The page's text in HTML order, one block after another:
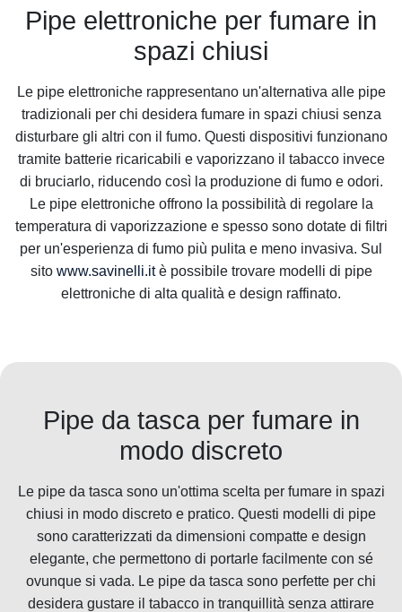
Pipe elettroniche per fumare in
spazi chiusi
Le pipe elettroniche rappresentano un'alternativa alle pipe
tradizionali per chi desidera fumare in spazi chiusi senza
disturbare gli altri con il fumo. Questi dispositivi funzionano
tramite batterie ricaricabili e vaporizzano il tabacco invece
di bruciarlo, riducendo così la produzione di fumo e odori.
Le pipe elettroniche offrono la possibilità di regolare la
temperatura di vaporizzazione e spesso sono dotate di filtri
per un'esperienza di fumo più pulita e meno invasiva. Sul
sito www.savinelli.itè possibile trovare modelli di pipe
elettroniche di alta qualità e design raffinato.
Pipe da tasca per fumare in
modo discreto
Le pipe da tasca sono un'ottima scelta per fumare in spazi
chiusi in modo discreto e pratico. Questi modelli di pipe
sono caratterizzati da dimensioni compatte e design
elegante, che permettono di portarle facilmente con sé
ovunque si vada. Le pipe da tasca sono perfette per chi
desidera gustare il tabacco in tranquillità senza attirare